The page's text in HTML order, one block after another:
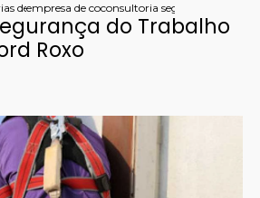
de seguranca do trabalho
empresa de consultoria em seguranca do
consultoria seguranca do
do Trabalho
Roxo